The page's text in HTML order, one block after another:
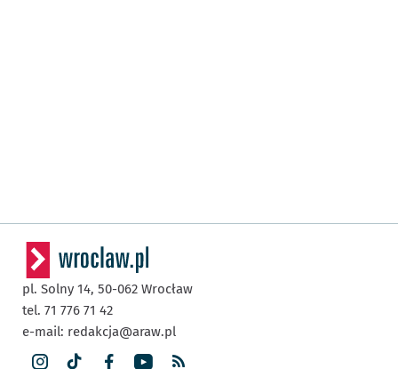
pl. Solny 14, 50-062 Wrocław
tel. 71 776 71 42
e-mail: redakcja@araw.pl